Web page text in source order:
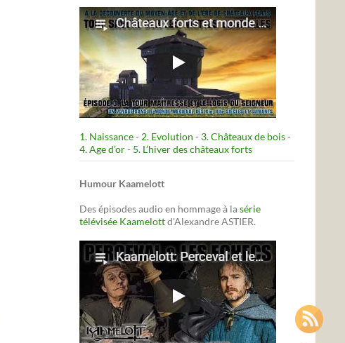
1. Naissance- 2. Evolution - 3. Châteaux de bois-
4. Age d’or- 5. L’hiver des châteaux forts
Humour Kaamelott
Des épisodes audio en hommage à lasérie
télévisée Kaamelottd'Alexandre ASTIER.